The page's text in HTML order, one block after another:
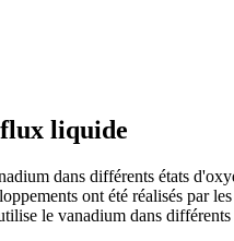
liquide
dans différents états
ont été réalisés par
le vanadium dans